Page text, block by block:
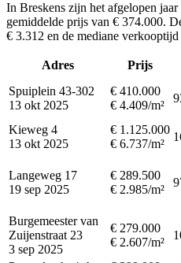
In Breskens zijn het afgelopen
gemiddelde prijs van € 374.000.
€ 3.312 en de mediane verkooptijd
Adres Prijs
Spuiplein 43-302
13 okt 2025
€ 410.000
€ 4.409/m²
Kieweg 4
13 okt 2025
€ 1.125.000
€ 6.737/m²
Langeweg 17
19 sep 2025
€ 289.500
€ 2.985/m²
Burgemeester van
Zuijenstraat 23
3 sep 2025
€ 279.000
€ 2.607/m²